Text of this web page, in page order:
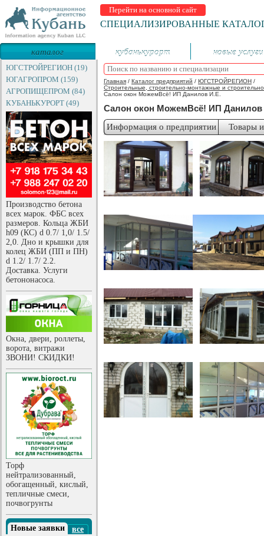
Перейти на основной сайт
СПЕЦИАЛИЗИРОВАННЫЕ
каталог
предприятий
кубанькурорт новые услуги
ЮГСТРОЙРЕГИОН (19)
ЮГАГРОПРОМ (159)
АГРОПИЩЕПРОМ (84)
КУБАНЬКУРОРТ (49)
Производство бетона
всех марок. ФБС всех
размеров. Кольца ЖБИ
h09 (КС) d 0.7/ 1,0/ 1.5/
2,0. Дно и крышки для
колец ЖБИ (ПП и ПН)
d 1.2/ 1.7/ 2.2.
Доставка. Услуги
бетононасоса.
Окна, двери, роллеты,
ворота, витражи
ЗВОНИ! СКИДКИ!
Торф
нейтрализованный,
обогащенный, кислый,
тепличные смеси,
почвогрунты
Новые заявки
все
Главная / Каталог предприятий / ЮГСТРОЙРЕГИОН /
Строительные, строительно-монтажные и
Салон окон МожемВсё! ИП Данилов И.Е.
Салон окон МожемВсё! ИП
Информация о предприятии Товары